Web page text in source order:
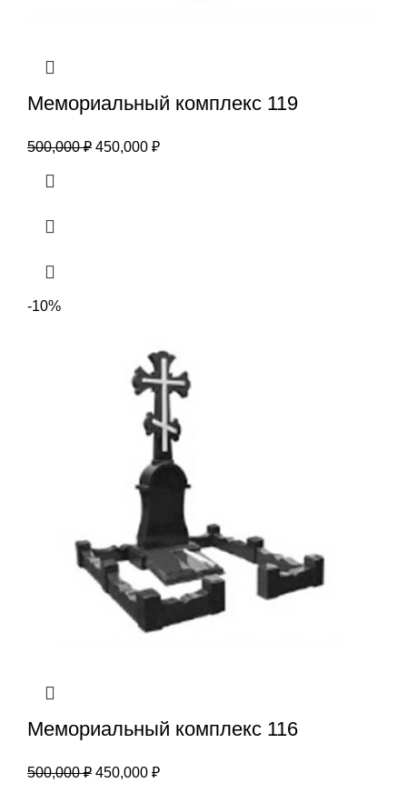
Мемориальный комплекс 119
500,000₽ 450,000 ₽
-10%
Мемориальный комплекс 116
500,000₽ 450,000 ₽